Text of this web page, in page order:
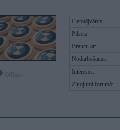
Lietotājvārds:
Pilsēta:
Braucu ar:
Nodarbošanās:
Intereses:
Ziņojumi forumā: